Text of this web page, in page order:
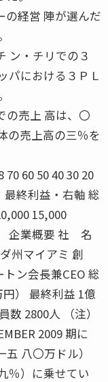
経営 陣が選んだ
ン・チリでの３
パにおける３ＰＬ
の売上 高は、〇
の売上高の三％を
70 60 50 40 30 20
終利益・右軸 総
15,000
企業概要 社 名
州マイアミ 創
ン会長兼CEO 総
） 最終利益 1億
2800人 （注）
2009 期に
八〇万ドル）
％）に乗せてい